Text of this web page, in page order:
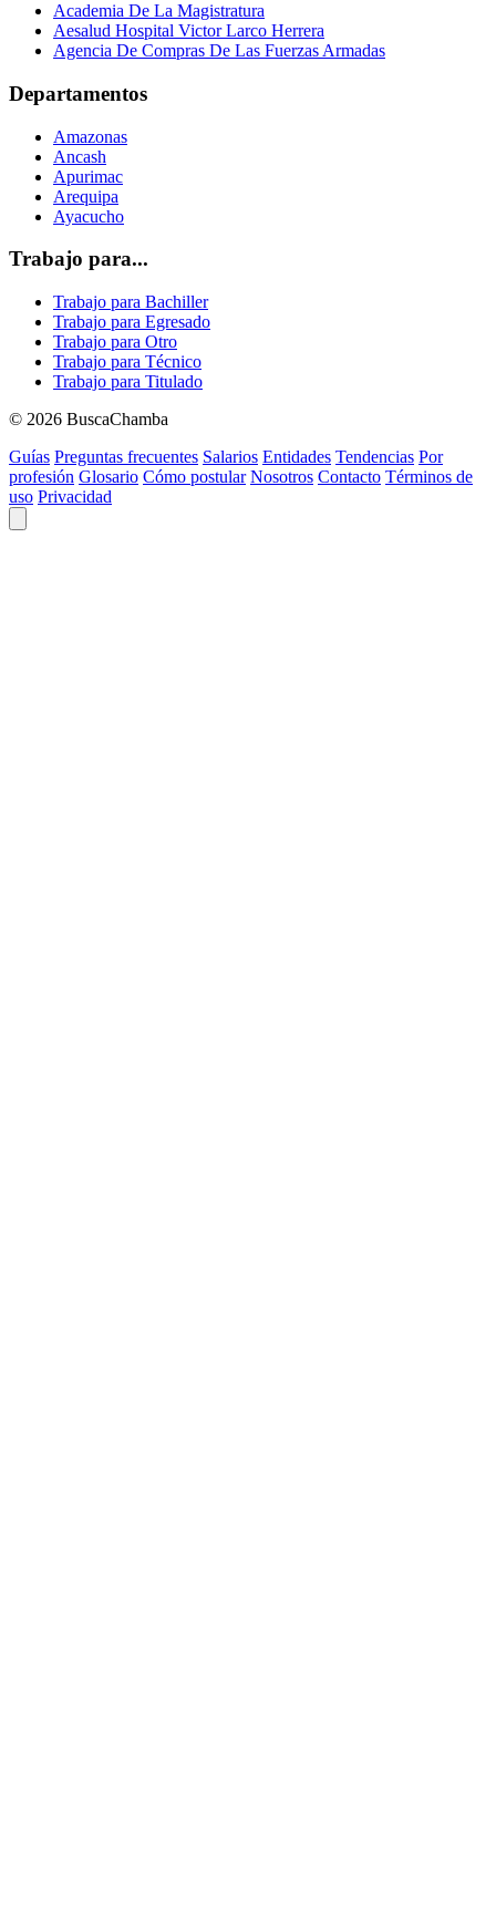
Academia De La Magistratura
Aesalud Hospital Victor Larco Herrera
Agencia De Compras De Las Fuerzas Armadas
Departamentos
Amazonas
Ancash
Apurimac
Arequipa
Ayacucho
Trabajo para...
Trabajo para Bachiller
Trabajo para Egresado
Trabajo para Otro
Trabajo para Técnico
Trabajo para Titulado
© 2026 BuscaChamba
Guías Preguntas frecuentes Salarios Entidades Tendencias Por
profesión Glosario Cómo postular Nosotros Contacto Términos de
uso Privacidad